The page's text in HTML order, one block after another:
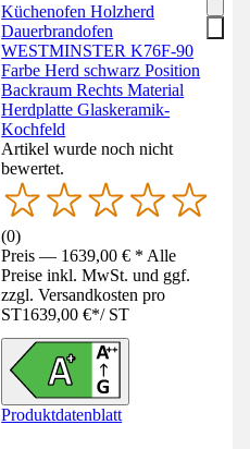
Küchenofen Holzherd
Dauerbrandofen
WESTMINSTER K76F-90
Farbe Herd schwarz Position
Backraum Rechts Material
Herdplatte Glaskeramik-
Kochfeld
Artikel wurde noch nicht
bewertet.
(0)
Preis — 1639,00 € * Alle
Preise inkl. MwSt. und ggf.
zzgl. Versandkosten pro
ST1639,00 €*/ ST
Produktdatenblatt